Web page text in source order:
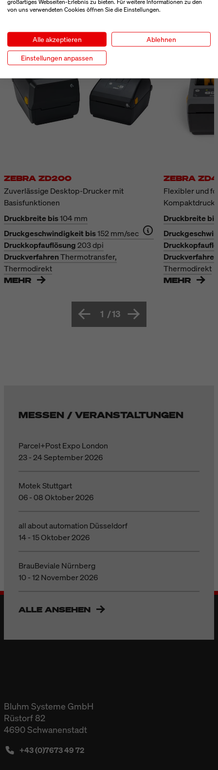
ZEBRA ZD200
Zuverlässige Desktop-Drucker mit
Basisfunktionen
Druckbreite bis104 mm
Druckgeschwindigkeit bis152 mm/sec
Druckkopfauflösung203 dpi
DruckverfahrenThermotransfer,
Thermodirekt
MEHR
ZEBRA
Flexibler und
Druckbreite bis
Druckverfahren
Thermodirekt
MEHR
1 /13
MESSEN / VERANSTALTUNGEN
Parcel+Post Expo London
23 - 24 September 2026
Motek Stuttgart
06 - 08 Oktober 2026
all about automation Düsseldorf
14 - 15 Oktober 2026
BrauBeviale Nürnberg
10 - 12 November 2026
ALLE ANSEHEN
Bluhm Systeme GmbH
Rüstorf 82
4690 Schwanenstadt
+43 (0)7673 49 72
von uns verwendeten Cookies öffnen Sie die Einstellungen.
Alle akzeptieren Ablehnen
Einstellungen anpassen